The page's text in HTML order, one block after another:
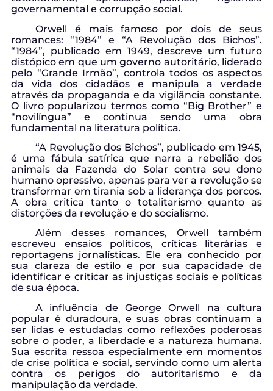
governamental e corrupção social.
Orwell é mais famoso por dois de seus
romances: “1984” e “A Revolução dos Bichos”.
“1984”, publicado em 1949, descreve um futuro
distópico em que um governo autoritário, liderado
pelo “Grande Irmão”, controla todos os aspectos
da vida dos cidadãos e manipula a verdade
através da propaganda e da vigilância constante.
O livro popularizou termos como “Big Brother” e
“novilíngua” e continua sendo uma obra
fundamental na literatura política.
“A Revolução dos Bichos”, publicado em 1945,
é uma fábula satírica que narra a rebelião dos
animais da Fazenda do Solar contra seu dono
humano opressivo, apenas para ver a revolução se
transformar em tirania sob a liderança dos porcos.
A obra critica tanto o totalitarismo quanto as
distorções da revolução e do socialismo.
Além desses romances, Orwell também
escreveu ensaios políticos, críticas literárias e
reportagens jornalísticas. Ele era conhecido por
sua clareza de estilo e por sua capacidade de
identificar e criticar as injustiças sociais e políticas
de sua época.
A influência de George Orwell na cultura
popular é duradoura, e suas obras continuam a
ser lidas e estudadas como reflexões poderosas
sobre o poder, a liberdade e a natureza humana.
Sua escrita ressoa especialmente em momentos
de crise política e social, servindo como um alerta
contra os perigos do autoritarismo e da
manipulação da verdade.